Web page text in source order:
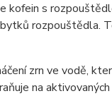
kofein s
rozpouštědla.
zrn ve vodě,
na